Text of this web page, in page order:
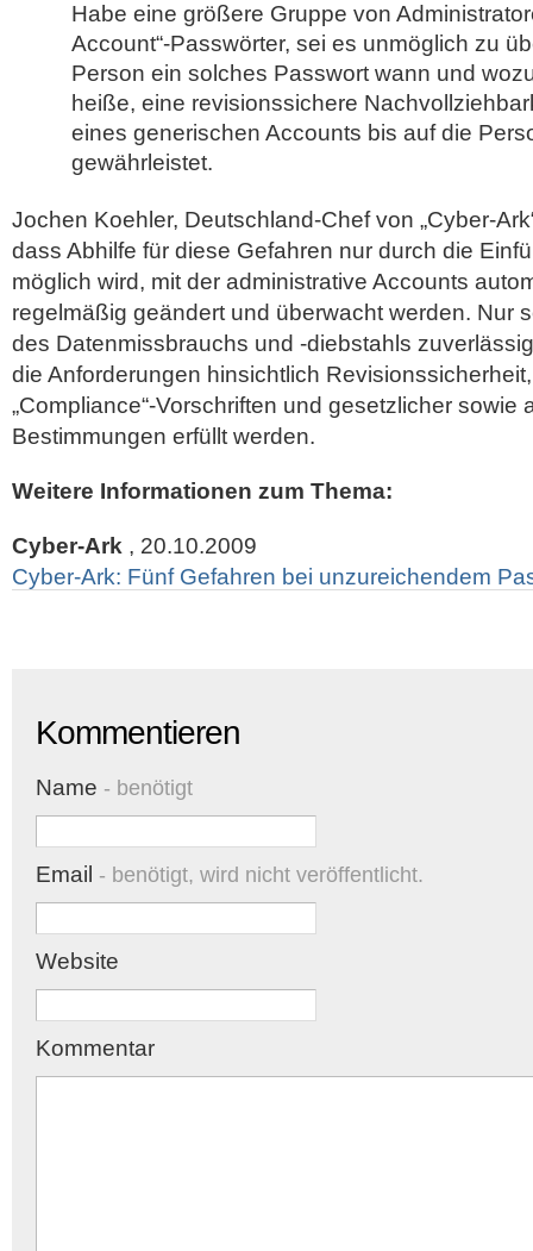
Habe eine größere Gruppe von
Account“-Passwörter, sei es unmöglich zu
Person ein solches Passwort wann und
heiße, eine revisionssichere
eines generischen Accounts bis auf die
gewährleistet.
Jochen Koehler, Deutschland-Chef von „Cyber-
dass Abhilfe für diese Gefahren nur durch die
möglich wird, mit der administrative Accounts
regelmäßig geändert und überwacht werden. Nur
des Datenmissbrauchs und -diebstahls
die Anforderungen hinsichtlich
„Compliance“-Vorschriften und gesetzlicher sowie
Bestimmungen erfüllt werden.
Weitere Informationen zum Thema:
Cyber-Ark , 20.10.2009
Cyber-Ark: Fünf Gefahren bei unzureichendem
Kommentieren
Name - benötigt
Email - benötigt, wird nicht veröffentlicht.
Website
Kommentar